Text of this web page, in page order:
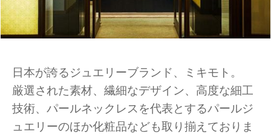
日本が誇るジュエリーブランド、ミキモト。
厳選された素材、繊細なデザイン、高度な細工
技術、パールネックレスを代表とするパールジ
ュエリーのほか化粧品なども取り揃えておりま